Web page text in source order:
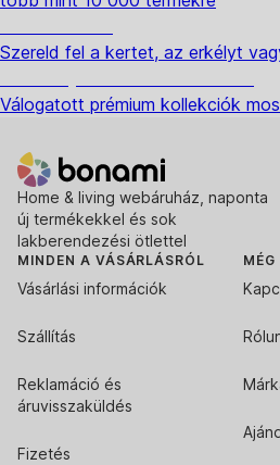
Szereld fel a kertet, az erkélyt
Válogatott prémium kollekciók
Home & living webáruház, naponta
új termékekkel és sok
lakberendezési ötlettel
MINDEN A VÁSÁRLÁSRÓL
Vásárlási információk
Szállítás
Reklamáció és
áruvisszaküldés
Fizetés